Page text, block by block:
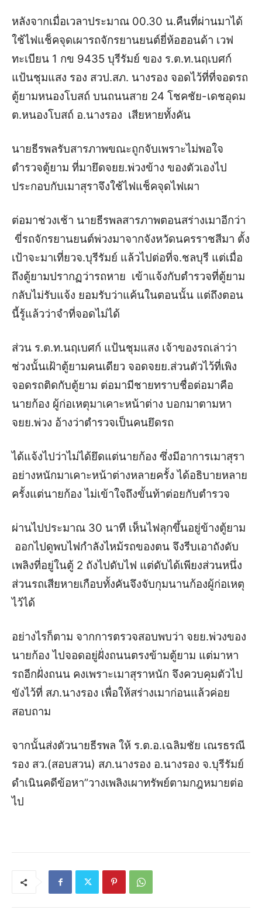
หลังจากเมื่อเวลาประมาณ 00.30 น.คืนที่ผ่านมาได้
ใช้ไฟแช็คจุดเผารถจักรยานยนต์ยี่ห้อฮอนด้า เวฟ
ทะเบียน 1 กข 9435 บุรีรัมย์ ของ ร.ต.ท.นฤเบศก์
แป้นชุมแสง รอง สวป.สภ. นางรอง จอดไว้ที่ที่จอดรถ
ตู้ยามหนองโบสถ์ บนถนนสาย 24 โชคชัย-เดชอุดม
ต.หนองโบสถ์ อ.นางรอง เสียหายทั้งคัน
นายธีรพลรับสารภาพขณะถูกจับเพราะไม่พอใจ
ตำรวจตู้ยาม ที่มายึดจยย.พ่วงข้าง ของตัวเองไป
ประกอบกับเมาสุราจึงใช้ไฟแช็คจุดไฟเผา
ต่อมาช่วงเช้า นายธีรพลสารภาพตอนสร่างเมาอีกว่า
ขี่รถจักรยานยนต์พ่วงมาจากจังหวัดนครราชสีมา ตั้ง
เป้าจะมาเที่ยวจ.บุรีรัมย์ แล้วไปต่อที่จ.ชลบุรี แต่เมื่อ
ถึงตู้ยามปรากฏว่ารถหาย เข้าแจ้งกับตำรวจที่ตู้ยาม
กลับไม่รับแจ้ง ยอมรับว่าแค้นในตอนนั้น แต่ถึงตอน
นี้รู้แล้วว่าจำที่จอดไม่ได้
ส่วน ร.ต.ท.นฤเบศก์ แป้นชุมแสง เจ้าของรถเล่าว่า
ช่วงนั้นเฝ้าตู้ยามคนเดียว จอดจยย.ส่วนตัวไว้ที่เพิง
จอดรถติดกับตู้ยาม ต่อมามีชายทราบชื่อต่อมาคือ
นายก้อง ผู้ก่อเหตุมาเคาะหน้าต่าง บอกมาตามหา
จยย.พ่วง อ้างว่าตำรวจเป็นคนยึดรถ
ได้แจ้งไปว่าไม่ได้ยึดแต่นายก้อง ซึ่งมีอาการเมาสุรา
อย่างหนักมาเคาะหน้าต่างหลายครั้ง ได้อธิบายหลาย
ครั้งแต่นายก้อง ไม่เข้าใจถึงขั้นท้าต่อยกับตำรวจ
ผ่านไปประมาณ 30 นาที เห็นไฟลุกขึ้นอยู่ข้างตู้ยาม
ออกไปดูพบไฟกำลังไหม้รถของตน จึงรีบเอาถังดับ
เพลิงที่อยู่ในตู้ 2 ถังไปดับไฟ แต่ดับได้เพียงส่วนหนึ่ง
ส่วนรถเสียหายเกือบทั้งคันจึงจับกุมนานก้องผู้ก่อเหตุ
ไว้ได้
อย่างไรก็ตาม จากการตรวจสอบพบว่า จยย.พ่วงของ
นายก้อง ไปจอดอยู่ฝั่งถนนตรงข้ามตู้ยาม แต่มาหา
รถอีกฝั่งถนน คงเพราะเมาสุราหนัก จึงควบคุมตัวไป
ขังไว้ที่ สภ.นางรอง เพื่อให้สร่างเมาก่อนแล้วค่อย
สอบถาม
จากนั้นส่งตัวนายธีรพล ให้ ร.ต.อ.เฉลิมชัย เณรธรณี
รอง สว.(สอบสวน) สภ.นางรอง อ.นางรอง จ.บุรีรัมย์
ดำเนินคดีข้อหา”วางเพลิงเผาทรัพย์ตามกฎหมายต่อ
ไป